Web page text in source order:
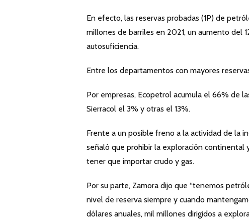
En efecto, las reservas probadas (1P) de
millones de barriles en 2021, un aumento del
autosuficiencia.
Entre los departamentos con mayores
Por empresas, Ecopetrol acumula el 66% de
Sierracol el 3% y otras el 13%.
Frente a un posible freno a la actividad de la
señaló que prohibir la exploración continental
tener que importar crudo y gas.
Por su parte, Zamora dijo que “tenemos
nivel de reserva siempre y cuando
dólares anuales, mil millones dirigidos a